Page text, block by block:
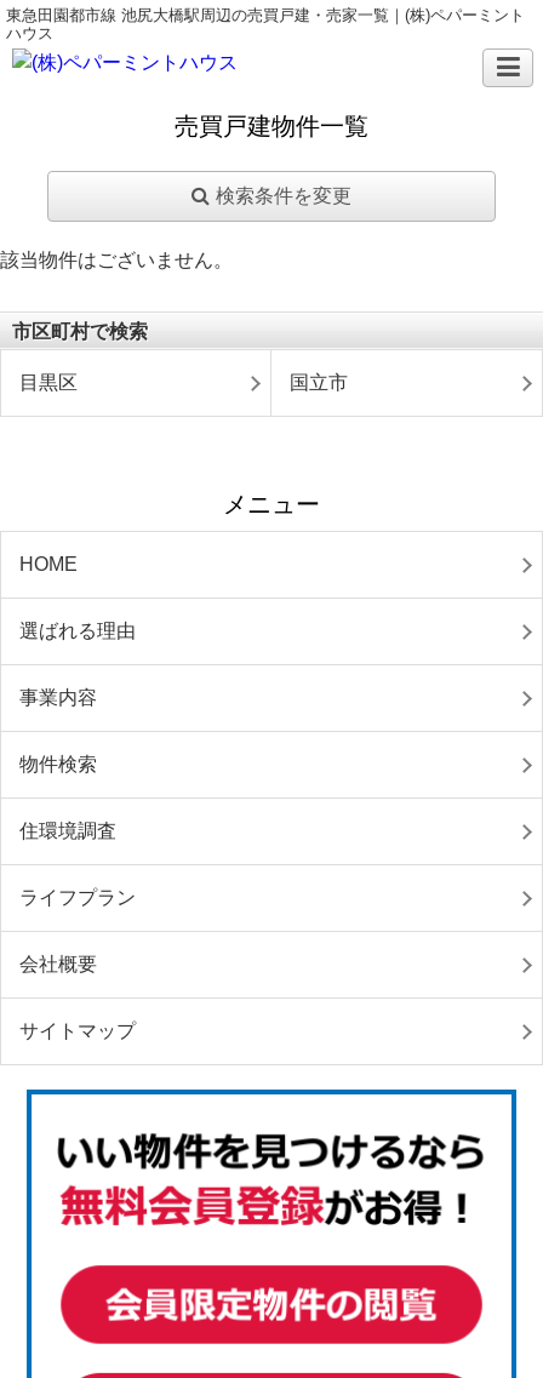
東急田園都市線 池尻大橋駅周辺の売買戸建・売家一覧｜(株)ペパーミント
ハウス
売買戸建物件一覧
検索条件を変更
該当物件はございません。
市区町村で検索
目黒区 国立市
メニュー
HOME
選ばれる理由
事業内容
物件検索
住環境調査
ライフプラン
会社概要
サイトマップ